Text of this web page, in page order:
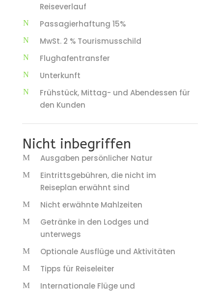
Reiseverlauf
Passagierhaftung 15%
MwSt. 2 % Tourismusschild
Flughafentransfer
Unterkunft
Frühstück, Mittag- und Abendessen für
den Kunden
Nicht inbegriffen
Ausgaben persönlicher Natur
Eintrittsgebühren, die nicht im
Reiseplan erwähnt sind
Nicht erwähnte Mahlzeiten
Getränke in den Lodges und
unterwegs
Optionale Ausflüge und Aktivitäten
Tipps für Reiseleiter
Internationale Flüge und